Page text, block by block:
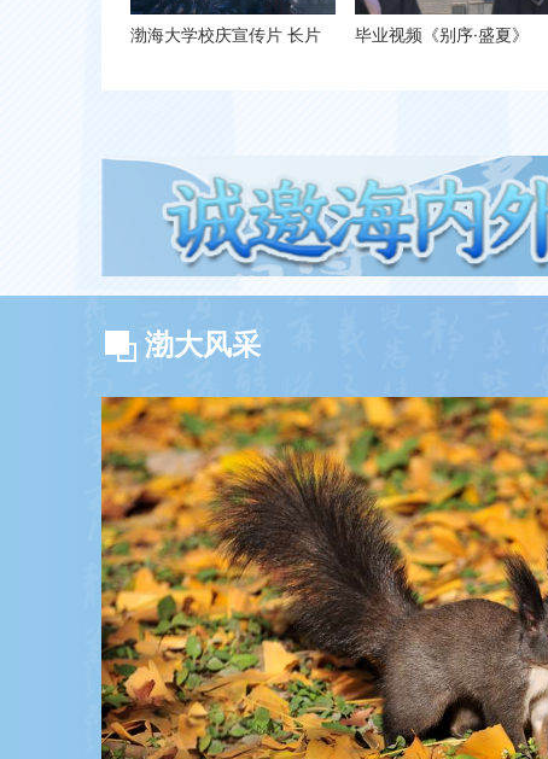
2026-02-15
2026-01-31
习近平在省部级主要领导干部学习贯彻党的二十届四中全会精神专题研讨班开班式上发表重要讲话
2026-01-20
习近平在二十届中央纪委五次全会上发表重要讲话强调 以更高标准更实举措推进全面从严治党 为实现“十五五”时期目标任务提供坚强保障
习近平致科技日报创刊40周年的贺信
2025-12-31
2025-11
渤海大学校庆宣传片 长片 2025-11
毕业视频《别序·盛夏》
2025-11
把校园拍成诗—花 2025-11
渤海大学举办“铸牢中华民
族共同体意识教育月”暨第
渤大风采